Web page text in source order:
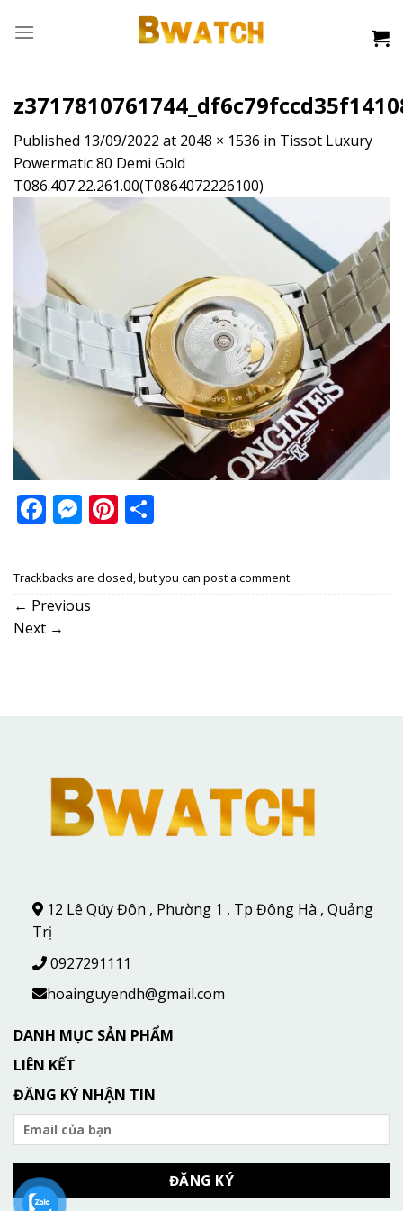
Published 13/09/2022 at 2048 × 1536 in Tissot Luxury
Powermatic 80 Demi Gold
T086.407.22.261.00(T0864072226100)
Facebook
Messenger
Pinterest
Trackbacks are closed, but you can post a comment.
← Previous
Next →
12 Lê Qúy Đôn , Phường 1 , Tp Đông Hà , Quảng
Trị
0927291111
hoainguyendh@gmail.com
DANH MỤC SẢN PHẨM
LIÊN KẾT
ĐĂNG KÝ NHẬN TIN